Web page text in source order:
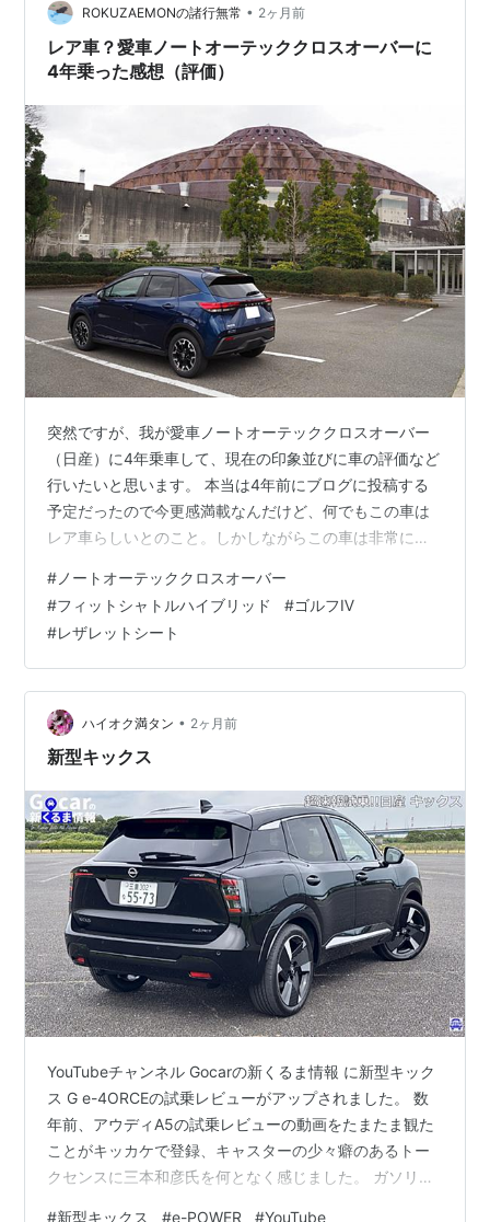
ROKUZAEMONの諸行無常 • 2ヶ月前
レア車？愛車ノートオーテッククロスオーバーに
4年乗った感想（評価）
突然ですが、我が愛車ノートオーテッククロスオーバー
（日産）に4年乗車して、現在の印象並びに車の評価など
行いたいと思います。 本当は4年前にブログに投稿する
予定だったので今更感満載なんだけど、何でもこの車は
レア車らしいとのこと。しかしながらこの車は非常に良
入経緯（及び購入のきっかけ）・e-powerが雪道に強い
との触れ込みを信じた 元々ホンダのフィットシャトルハ
イブリッド（2wd）に乗車していて、都合9年間乗車した
んだけど、以前より雪道での走行に不安があって、特に
凍結路面で止まらずに危ない思いをしたことが何度かあ
って、正直買い換えたいと思ってい…
#ノートオーテッククロスオーバー
#フィットシャトルハイブリッド #ゴルフⅣ
#レザレットシート
ハイオク満タン • 2ヶ月前
新型キックス
YouTubeチャンネル Gocarの新くるま情報 に新型キック
ス G e-4ORCEの試乗レビューがアップされました。 数
年前、アウディA5の試乗レビューの動画をたまたま観た
ことがキッカケで登録、キャスターの少々癖のあるトー
クセンスに三本和彦氏を何となく感じました。 ガソリン
#新型キックス #e-POWER #YouTube